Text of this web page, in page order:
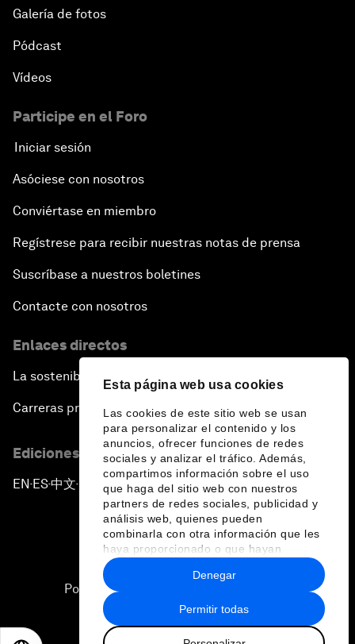
Esta página web usa cookies
Las cookies de este sitio web se usan
para personalizar el contenido y los
anuncios, ofrecer funciones de redes
sociales y analizar el tráfico. Además,
compartimos información sobre el uso
que haga del sitio web con nuestros
partners de redes sociales, publicidad y
análisis web, quienes pueden
combinarla con otra información que les
haya proporcionado o que hayan
recopilado a partir del uso que haya
hecho de sus servicios.
Permitir todas
Denegar
Galería de fotos
Pódcast
Vídeos
Participe en el Foro
Iniciar sesión
Asóciese con nosotros
Conviértase en miembro
Regístrese para recibir nuestras notas de prensa
Suscríbase a nuestros boletines
Contacte con nosotros
Enlaces directos
La sostenibilidad en el Foro
Carreras profesionales
Ediciones en otros idiomas
EN ▪ ES▪中文▪ 日本語
Política de privacidad y normas de uso